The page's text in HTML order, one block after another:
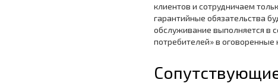
клиентов и сотрудничаем
гарантийные обязательства
обслуживание выполняется в
потребителей» в